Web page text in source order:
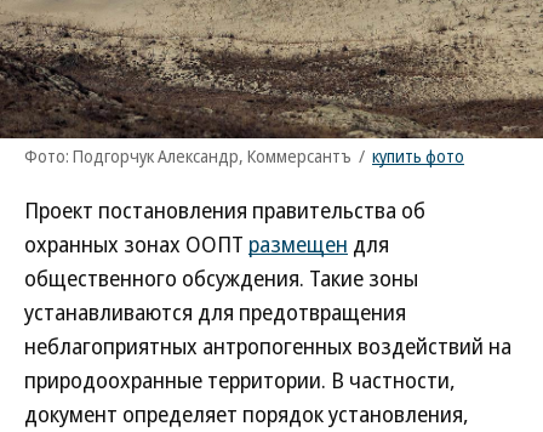
Фото: Подгорчук Александр, Коммерсантъ / купить фото
Проект постановления правительства об
охранных зонах ООПТ размещен для
общественного обсуждения. Такие зоны
устанавливаются для предотвращения
неблагоприятных антропогенных воздействий на
природоохранные территории. В частности,
документ определяет порядок установления,